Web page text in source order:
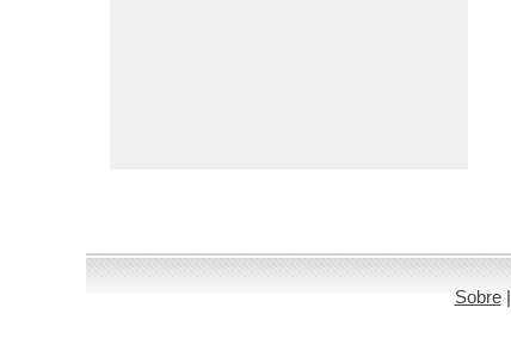
Sobre|